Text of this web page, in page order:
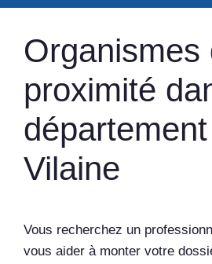
Organismes
proximité
Vilaine
Vous recherchez un
vous aider à monter votre